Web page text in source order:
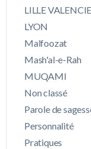
LILLE
LYON
Malfoozat
Mash'al-e-Rah
MUQAMI
Non classé
Parole de
Personnalité
Pratiques